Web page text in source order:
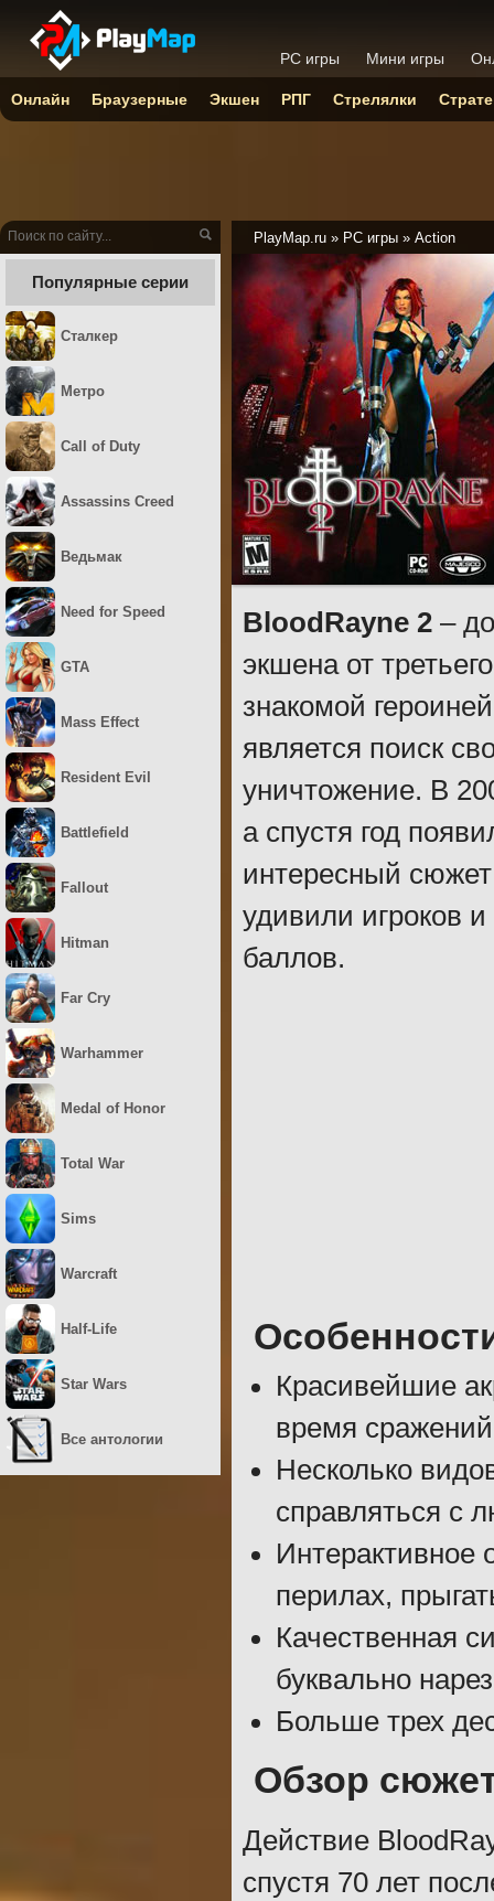
PlayMap.ru » PC игры » Action
BloodRayne 2 –
экшена от
знакомой
является поиск
уничтожение. В
а спустя год
интересный
удивили игроков
баллов.
Красивейшие
время
Несколько
справляться с
Интерактивное
перилах,
Качественная
буквально
Больше трех
Обзор
Действие
спустя 70 лет
Популярные серии
Сталкер
Метро
Call of Duty
Assassins Creed
Ведьмак
Need for Speed
GTA
Mass Effect
Resident Evil
Battlefield
Fallout
Hitman
Far Cry
Warhammer
Medal of Honor
Total War
Sims
Warcraft
Half-Life
Star Wars
Все антологии
PC игры Мини игры
Онлайн Браузерные Экшен РПГ Стрелялки